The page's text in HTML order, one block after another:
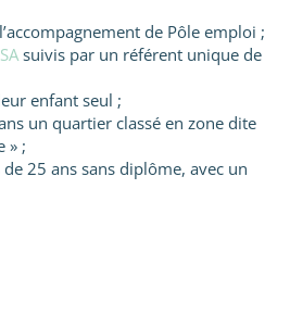
de Pôle emploi ;
suivis par un référent unique de
enfant seul ;
un quartier classé en zone dite
» ;
25 ans sans diplôme, avec un